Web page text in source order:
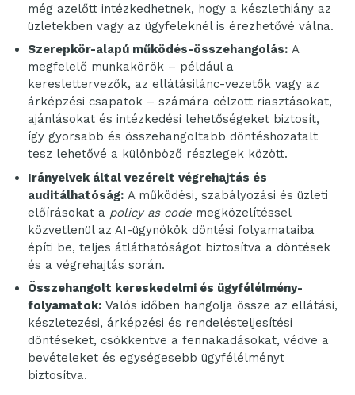
még azelőtt intézkedhetnek, hogy a készlethiány az
üzletekben vagy az ügyfeleknél is érezhetővé válna.
Szerepkör-alapú működés-összehangolás: A
megfelelő munkakörök – például a
kereslettervezők, az ellátásilánc-vezetők vagy az
árképzési csapatok – számára célzott riasztásokat,
ajánlásokat és intézkedési lehetőségeket biztosít,
így gyorsabb és összehangoltabb döntéshozatalt
tesz lehetővé a különböző részlegek között.
Irányelvek által vezérelt végrehajtás és
auditálhatóság: A működési, szabályozási és üzleti
előírásokat a policy as code megközelítéssel
közvetlenül az AI-ügynökök döntési folyamataiba
építi be, teljes átláthatóságot biztosítva a döntések
és a végrehajtás során.
Összehangolt kereskedelmi és ügyfélélmény-
folyamatok: Valós időben hangolja össze az ellátási,
készletezési, árképzési és rendelésteljesítési
döntéseket, csökkentve a fennakadásokat, védve a
bevételeket és egységesebb ügyfélélményt
biztosítva.